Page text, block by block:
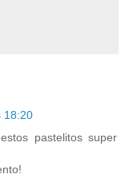
18:20
pastelitos super